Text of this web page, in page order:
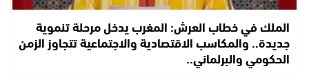
الملك في خطاب العرش: المغرب يدخل مرحلة تنموية
جديدة.. والمكاسب الاقتصادية والاجتماعية تتجاوز الزمن
الحكومي والبرلماني..